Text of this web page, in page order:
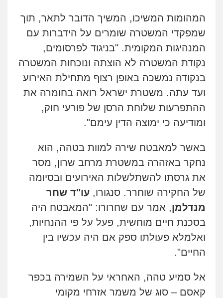
המהומות המשיכו, המשיך הדובר לתאר, תוך
שמפקדי המשטרה שומרים על הידברות עם
המנהיגות המקומית. "בניגוד לפרסומים,
נקודת המשטרה לא הוצתה ונוכחות המשטרה
בנקודה נמשכה באופן רצוף מתחילת האירוע
ועד עתה. משטרת ישראל רואה בחומרה את
ההתפרעות שלוחת הרסן של פורעי חוק,
ומודיעה כי ימוצה הדין עימם".
באשר למאבטח שירה למוות בטהה, הוא
נחקר באזהרה במשטרת מרחב שרון, מסר
את גרסתו להשתלשלות האירועים ובסיומה
של החקירה שוחרר. סנגורו, עו"ד שחר
מנדלמן, אמר עם שחרורו: "המאבטח היה
בסכנת חיים מוחשית, פעל על פי ההנחיות,
ואלמלא פעולתו ספק אם היה עכשיו בין
החיים".
אל סמיע טהה, האחראי על השמירה בכפר
קאסם – סוג של משמר אזרחי מקומי